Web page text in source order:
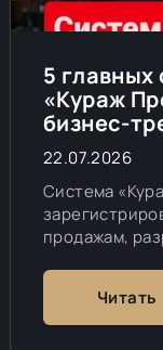
5
«Кураж
бизнес-
22.07.2026
Система
продажам,
Читать